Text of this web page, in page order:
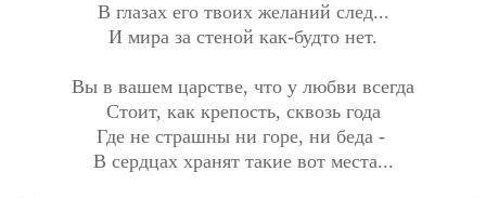
В глазах его твоих желаний след...
И мира за стеной как-будто нет.
Вы в вашем царстве, что у любви всегда
Стоит, как крепость, сквозь года
Где не страшны ни горе, ни беда -
В сердцах хранят такие вот места...